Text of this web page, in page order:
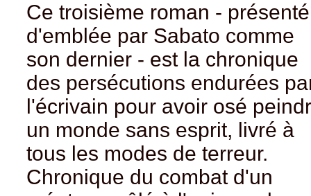
Ce troisième roman - présenté
d'emblée par Sabato comme
son dernier - est la chronique
des persécutions endurées
l'écrivain pour avoir osé
un monde sans esprit, livré à
tous les modes de terreur.
Chronique du combat d'un